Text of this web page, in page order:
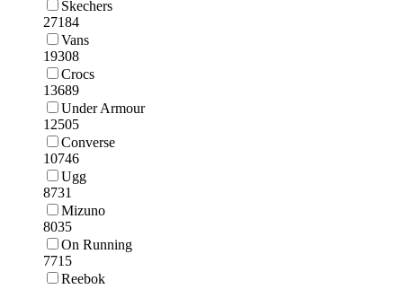
Skechers
27184
Vans
19308
Crocs
13689
Under Armour
12505
Converse
10746
Ugg
8731
Mizuno
8035
On Running
7715
Reebok